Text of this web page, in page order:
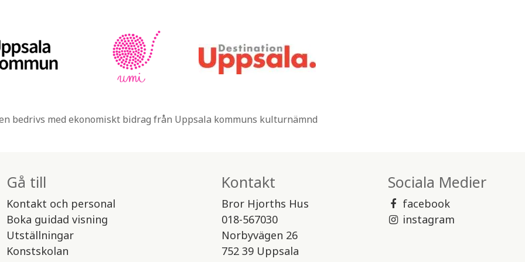
bedrivs med ekonomiskt bidrag från Uppsala kommuns kulturnämnd
Gå till
Kontakt och personal
Boka guidad visning
Utställningar
Konstskolan
Kontakt
Bror Hjorths Hus
018-567030
Norbyvägen 26
752 39 Uppsala
Sociala Medier
facebook
instagram